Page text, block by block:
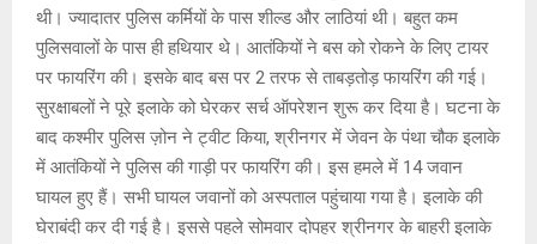
थी। ज्यादातर पुलिस कर्मियों के पास शील्ड और लाठियां थी। बहुत कम
पुलिसवालों के पास ही हथियार थे। आतंकियों ने बस को रोकने के लिए टायर
पर फायरिंग की। इसके बाद बस पर 2 तरफ से ताबड़तोड़ फायरिंग की गई।
सुरक्षाबलों ने पूरे इलाके को घेरकर सर्च ऑपरेशन शुरू कर दिया है। घटना के
बाद कश्मीर पुलिस ज़ोन ने ट्वीट किया, श्रीनगर में जेवन के पंथा चौक इलाके
में आतंकियों ने पुलिस की गाड़ी पर फायरिंग की। इस हमले में 14 जवान
घायल हुए हैं। सभी घायल जवानों को अस्पताल पहुंचाया गया है। इलाके की
घेराबंदी कर दी गई है। इससे पहले सोमवार दोपहर श्रीनगर के बाहरी इलाके